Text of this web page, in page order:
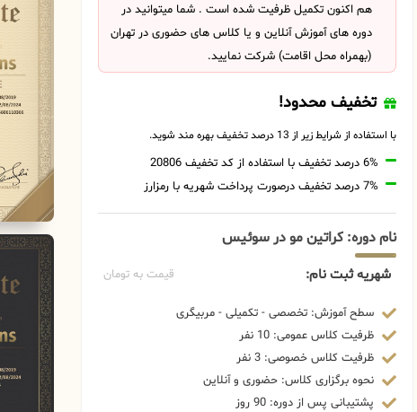
هم اکنون تکمیل ظرفیت شده است . شما میتوانید در
دوره های آموزش آنلاین و یا کلاس های حضوری در تهران
(بهمراه محل اقامت) شرکت نمایید.
تخفیف محدود!
با استفاده از شرایط زیر از 13 درصد تخفیف بهره مند شوید.
6% درصد تخفیف با استفاده از کد تخفیف 20806
7% درصد تخفیف درصورت پرداخت شهریه با رمزارز
نام دوره: کراتین مو در سوئیس
شهریه ثبت نام: قیمت به تومان
سطح آموزش: تخصصی - تکمیلی - مربیگری
ظرفیت کلاس عمومی: 10 نفر
ظرفیت کلاس خصوصی: 3 نفر
نحوه برگزاری کلاس: حضوری و آنلاین
پشتیبانی پس از دوره: 90 روز